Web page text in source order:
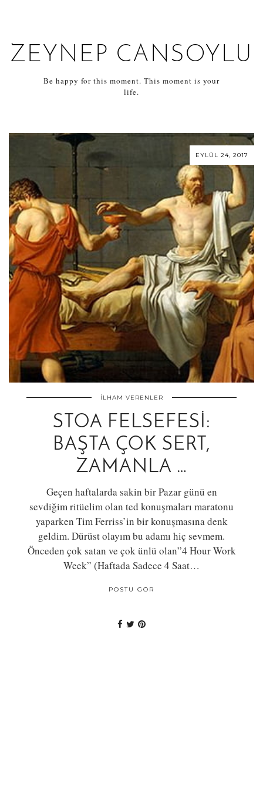
ZEYNEP CANSOYLU
Be happy for this moment. This moment is your
life.
EYLÜL 24, 2017
İLHAM VERENLER
STOA FELSEFESI:
BAŞTA ÇOK SERT,
ZAMANLA …
Geçen haftalarda sakin bir Pazar günü en
sevdiğim ritüelim olan ted konuşmaları maratonu
yaparken Tim Ferriss’in bir konuşmasına denk
geldim. Dürüst olayım bu adamı hiç sevmem.
Önceden çok satan ve çok ünlü olan”4 Hour Work
Week” (Haftada Sadece 4 Saat…
POSTU GÖR